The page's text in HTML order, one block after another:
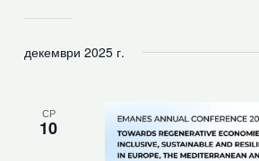
декември 2025 г.
СР
10